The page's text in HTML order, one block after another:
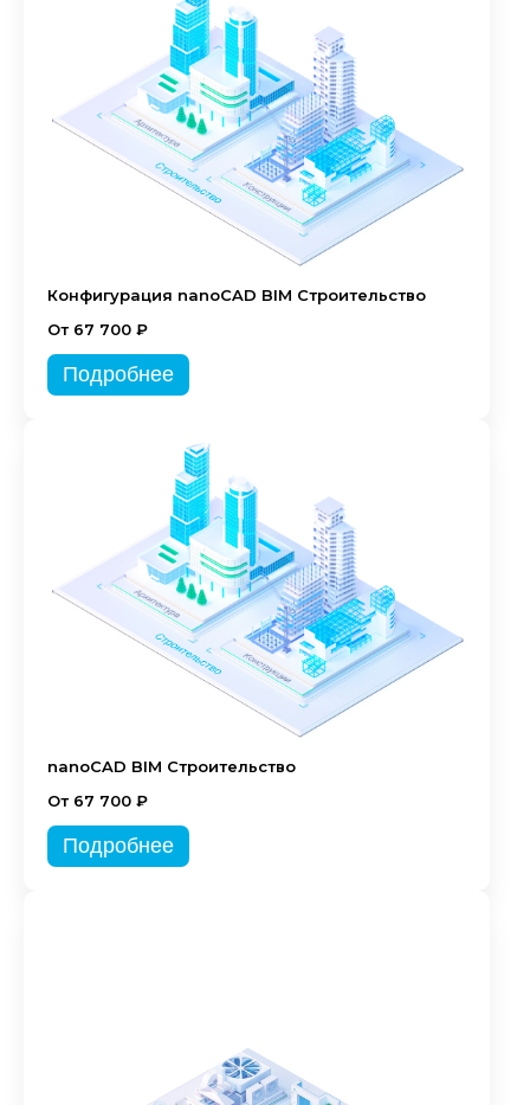
Конфигурация nanoCAD BIM Строительство
От 67 700 ₽
Подробнее
nanoCAD BIM Строительство
От 67 700 ₽
Подробнее